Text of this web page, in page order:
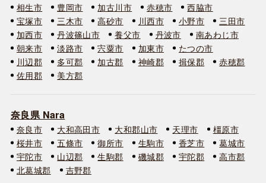
相生市
豊岡市 加古川市 赤穂市
西脇市
宝塚市
三木市 高砂市 川西市 小野市
三田市
加西市
丹波篠山市 養父市 丹波市
南あわじ市
朝来市
淡路市 宍粟市 加東市
たつの市
川辺郡
多可郡 加古郡 神崎郡 揖保郡
赤穂郡
佐用郡
美方郡
奈良県 Nara
奈良市 大和高田市 大和郡山市 天理市
橿原市
桜井市
五條市 御所市 生駒市 香芝市
葛城市
宇陀市
山辺郡 生駒郡 磯城郡 宇陀郡
高市郡
北葛城郡
吉野郡